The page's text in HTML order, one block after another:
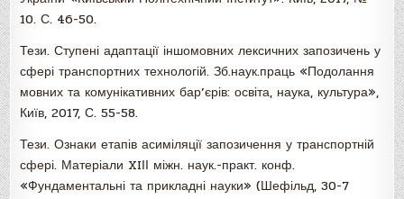
10. С. 46-50.
Тези. Ступені адаптації іншомовних лексичних запозичень у
сфері транспортних технологій. Зб.наук.праць «Подолання
мовних та комунікативних бар’єрів: освіта, наука, культура»,
Київ, 2017, С. 55-58.
Тези. Ознаки етапів асиміляції запозичення у транспортній
сфері. Матеріали XIІІ міжн. наук.-практ. конф.
«Фундаментальні та прикладні науки» (Шефільд, 30-7